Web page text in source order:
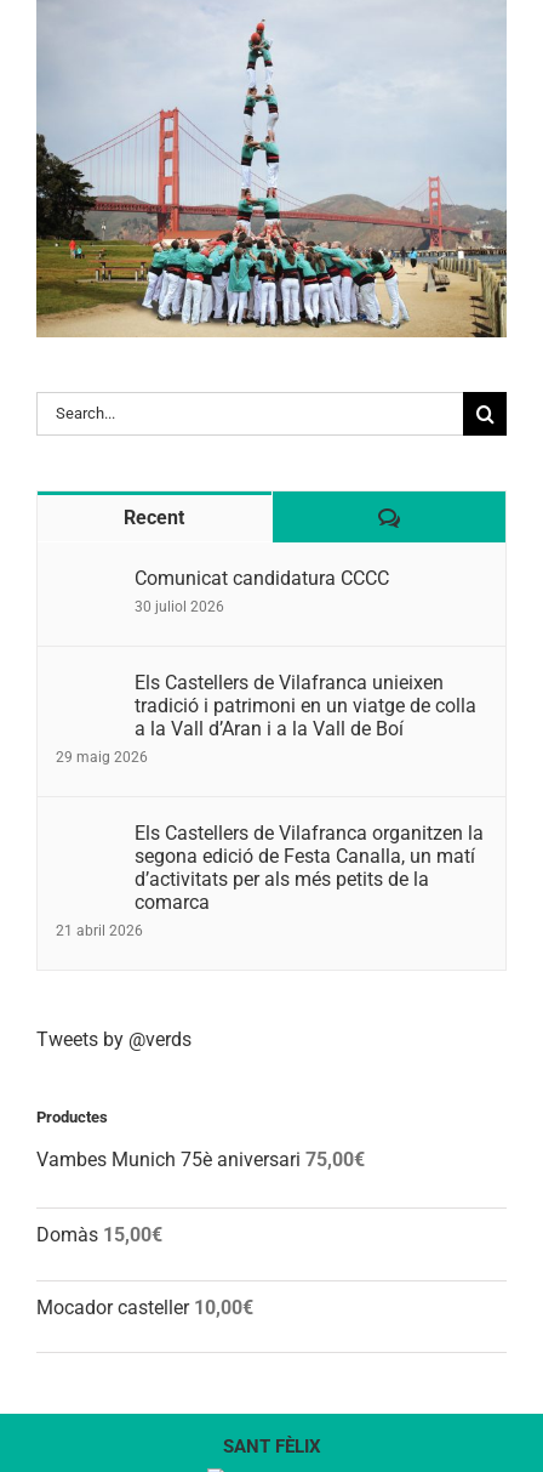
Search
for:
Recent Comentaris
Comunicat candidatura CCCC
30 juliol 2026
Els Castellers de Vilafranca unieixen
tradició i patrimoni en un viatge de colla
a la Vall d’Aran i a la Vall de Boí
29 maig 2026
Els Castellers de Vilafranca organitzen la
segona edició de Festa Canalla, un matí
d’activitats per als més petits de la
comarca
21 abril 2026
Tweets by @verds
Productes
Vambes Munich 75è aniversari 75,00€
Domàs 15,00€
Mocador casteller 10,00€
SANT FÈLIX